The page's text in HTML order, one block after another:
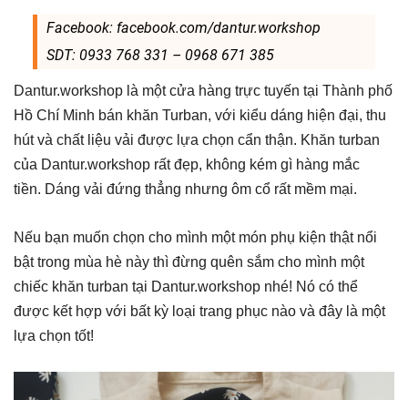
Facebook: facebook.com/dantur.workshop
SDT: 0933 768 331 – 0968 671 385
Dantur.workshop là một cửa hàng trực tuyến tại Thành phố
Hồ Chí Minh bán khăn Turban, với kiểu dáng hiện đại, thu
hút và chất liệu vải được lựa chọn cẩn thận. Khăn turban
của Dantur.workshop rất đẹp, không kém gì hàng mắc
tiền. Dáng vải đứng thẳng nhưng ôm cổ rất mềm mại.
Nếu bạn muốn chọn cho mình một món phụ kiện thật nổi
bật trong mùa hè này thì đừng quên sắm cho mình một
chiếc khăn turban tại Dantur.workshop nhé! Nó có thể
được kết hợp với bất kỳ loại trang phục nào và đây là một
lựa chọn tốt!